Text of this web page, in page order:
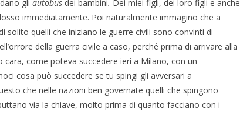
gli autobus dei bambini. Dei miei figli, dei loro figli e anche
immediatamente. Poi naturalmente immagino che a
solito quelli che iniziano le guerre civili sono convinti di
della guerra civile a caso, perché prima di arrivare alla
come poteva succedere ieri a Milano, con un
cosa può succedere se tu spingi gli avversari a
che nelle nazioni ben governate quelli che spingono
via la chiave, molto prima di quanto facciano con i